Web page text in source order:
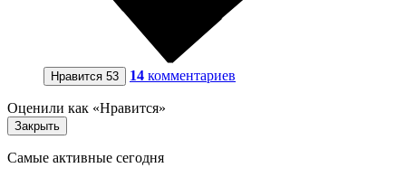
Нравится 53 14 комментариев
Оценили как «Нравится»
Закрыть
Самые активные сегодня